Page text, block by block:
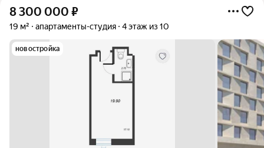
8 300 000 ₽
19 м² апартаменты-студия 4 этаж из 10
новостройка